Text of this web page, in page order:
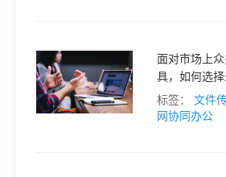
面对市场上
具，如何选
解决方案呢
款优秀的局域
标签： 文件
网协同办公